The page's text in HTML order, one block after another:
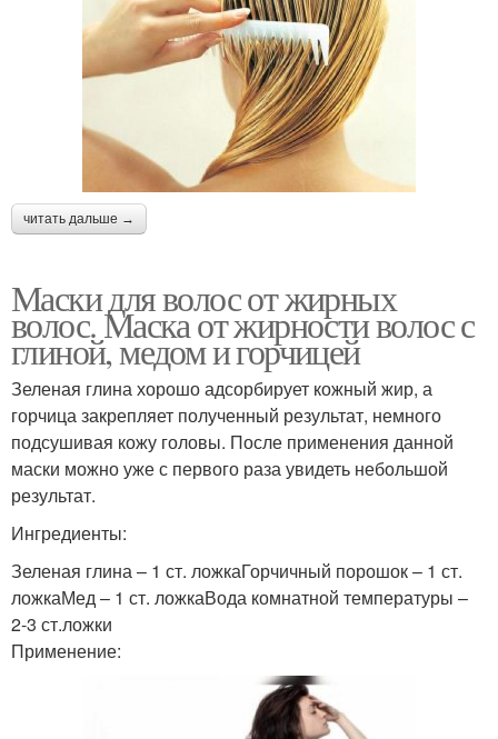
читать дальше →
Маски для волос от жирных
волос. Маска от жирности волос с
глиной, медом и горчицей
Зеленая глина хорошо адсорбирует кожный жир, а
горчица закрепляет полученный результат, немного
подсушивая кожу головы. После применения данной
маски можно уже с первого раза увидеть небольшой
результат.
Ингредиенты:
Зеленая глина – 1 ст. ложкаГорчичный порошок – 1 ст.
ложкаМед – 1 ст. ложкаВода комнатной температуры –
2-3 ст.ложки
Применение: